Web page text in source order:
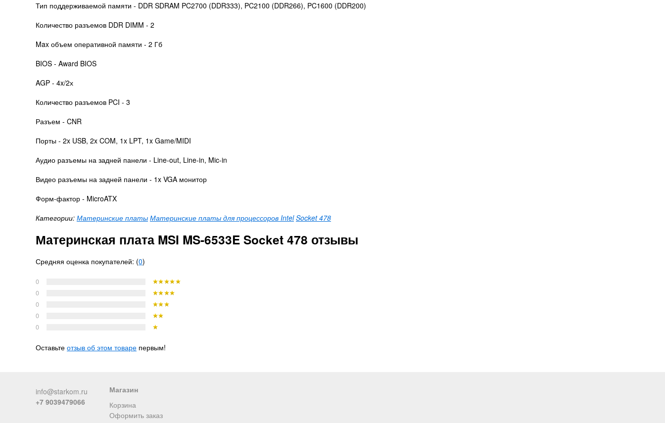
Тип поддерживаемой памяти - DDR SDRAM PC2700 (DDR333), PC2100 (DDR266), PC1600 (DDR200)
Количество разъемов DDR DIMM - 2
Max объем оперативной памяти - 2 Гб
BIOS - Award BIOS
AGP - 4x/2х
Количество разъемов PCI - 3
Разъем - CNR
Порты - 2x USB, 2x COM, 1x LPT, 1x Game/MIDI
Аудио разъемы на задней панели - Line-out, Line-in, Mic-in
Видео разъемы на задней панели - 1x VGA монитор
Форм-фактор - MicroATX
Категории: Материнские платы Материнские платы для процессоров Intel Socket 478
Материнская плата MSI MS-6533E Socket 478 отзывы
Средняя оценка покупателей: (0)
0
0
0
0
0
Оставьте отзыв об этом товаре первым!
info@starkom.ru
+7 9039479066
Магазин
Корзина
Оформить заказ